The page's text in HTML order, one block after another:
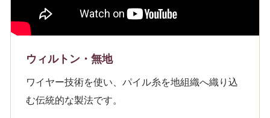
ウィルトン・無地
ワイヤー技術を使い、パイル糸を地組織へ織り込
む伝統的な製法です。